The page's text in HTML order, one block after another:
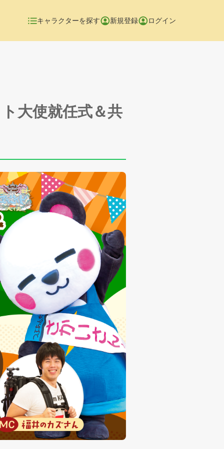
キャラクターを探す 新規登録 ログイン
大使就任式＆共